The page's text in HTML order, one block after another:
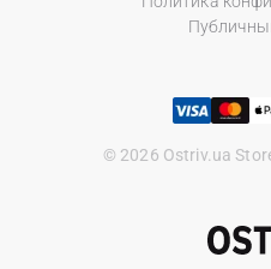
© 2026 Ostriv.ua